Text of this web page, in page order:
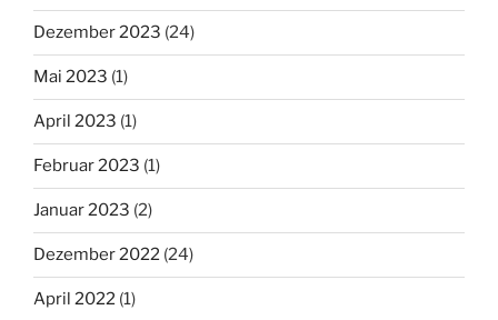
Dezember 2023 (24)
Mai 2023 (1)
April 2023 (1)
Februar 2023 (1)
Januar 2023 (2)
Dezember 2022 (24)
April 2022 (1)